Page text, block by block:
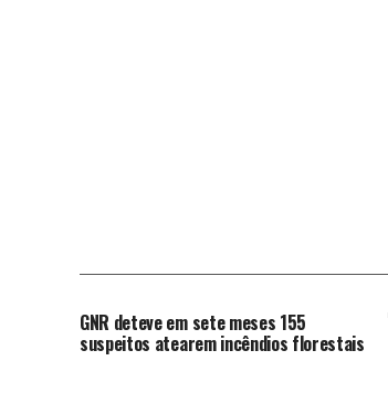
GNR deteve em sete meses 155
suspeitos atearem incêndios florestais